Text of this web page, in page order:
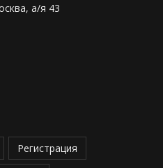
а/я 43
Регистрация